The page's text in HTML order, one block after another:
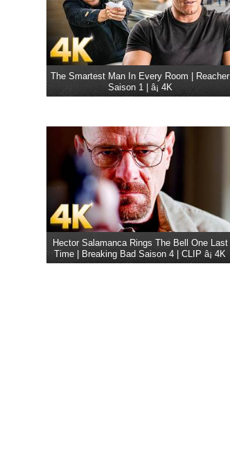
The Smartest Man In Every Room | Reacher
Saison 1 | â¡ 4K
Hector Salamanca Rings The Bell One Last
Time | Breaking Bad Saison 4 | CLIP â¡ 4K